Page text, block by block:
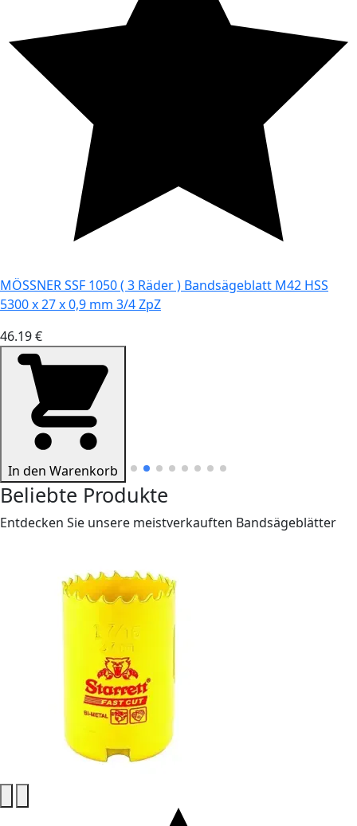
MÖSSNER SSF 1050 ( 3 Räder ) Bandsägeblatt M42 HSS
5300 x 27 x 0,9 mm 3/4 ZpZ
46.19 €
In den Warenkorb
Beliebte Produkte
Entdecken Sie unsere meistverkauften Bandsägeblätter